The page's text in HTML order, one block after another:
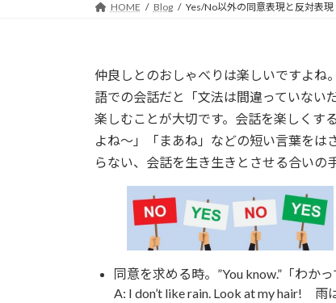
HOME Blog Yes/No以外の同意表現と反対表現
仲良しとのおしゃべりは楽しいですよね
語での会話だと「文法は間違っていない
楽しむことが大切です。会話を楽しくす
よね～」「まあね」などの短い言葉をは
らない、会話を生き生きとさせる合いの
同意を求める時。”You know.”「わか
A: I don’t like rain. Look at my hair! 雨